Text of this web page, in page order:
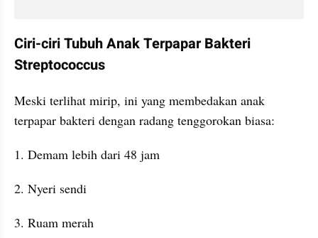
Ciri-ciri Tubuh Anak Terpapar Bakteri
Streptococcus
Meski terlihat mirip, ini yang membedakan anak
terpapar bakteri dengan radang tenggorokan biasa:
1. Demam lebih dari 48 jam
2. Nyeri sendi
3. Ruam merah